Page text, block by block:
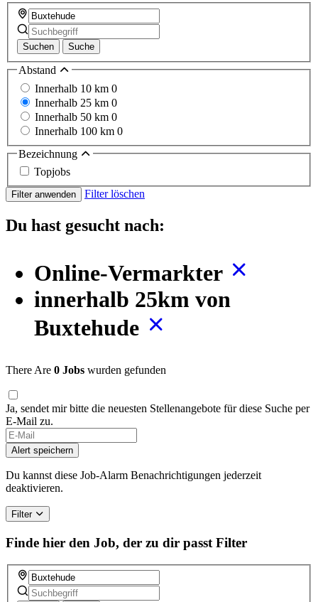
Suchen Suche
Abstand
Innerhalb 10 km 0
Innerhalb 25 km 0
Innerhalb 50 km 0
Innerhalb 100 km 0
Bezeichnung
Topjobs
Filter anwenden Filter löschen
Du hast gesucht nach:
Online-Vermarkter
innerhalb 25km von
Buxtehude
There Are 0 Jobs wurden gefunden
Ja, sendet mir bitte die neuesten Stellenangebote für diese Suche per
E-Mail zu.
Alert speichern
Du kannst diese Job-Alarm Benachrichtigungen jederzeit
deaktivieren.
Filter
Finde hier den Job, der zu dir passt Filter